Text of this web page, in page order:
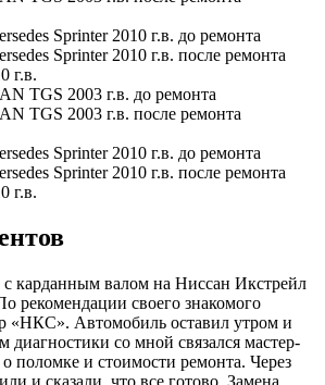
г.в.
г.в.
карданным валом на Ниссан Икстрейл
рекомендации своего знакомого
«НКС». Автомобиль оставил утром и
диагностики со мной связался мастер-
поломке и стоимости ремонта. Через